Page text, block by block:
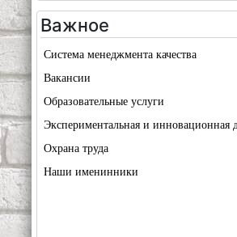
Важное
Система менеджмента качества
Вакансии
Образовательные услуги
Экспериментальная и инновационная
Охрана труда
Наши именинники